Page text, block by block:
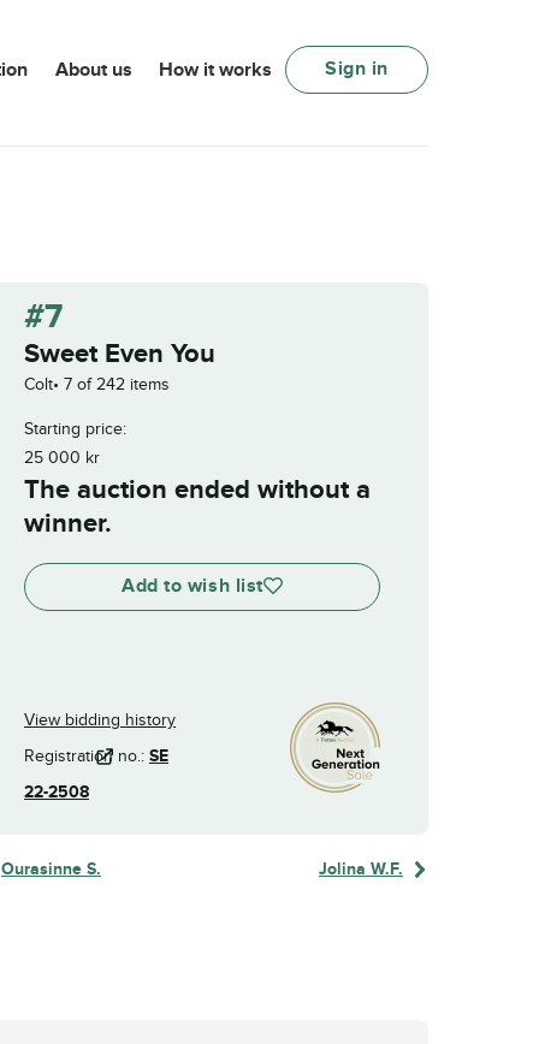
About us How it works Sign in
#7
Sweet Even You
Colt 7 of 242 items
Starting price:
25 000 kr
The auction ended without a
winner.
Add to wish list
View bidding history
Registration no.: SE
22-2508
Ourasinne S. Jolina W.F.